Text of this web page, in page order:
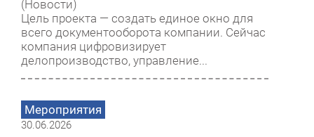
(Новости)
Цель проекта — создать единое окно для
всего документооборота компании. Сейчас
компания цифровизирует
делопроизводство, управление...
Мероприятия
30.06.2026